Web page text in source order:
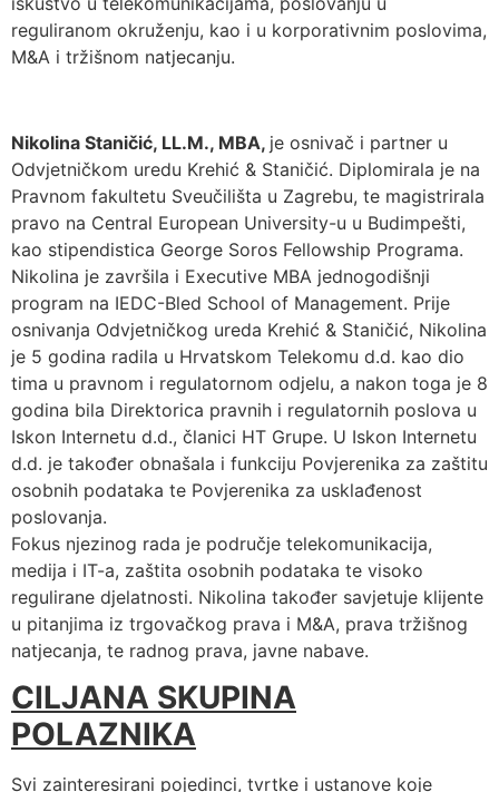
reguliranom okruženju, kao i u korporativnim poslovima,
M&A i tržišnom natjecanju.
Nikolina Staničić, LL.M., MBA, je osnivač i partner u
Odvjetničkom uredu Krehić & Staničić. Diplomirala je na
Pravnom fakultetu Sveučilišta u Zagrebu, te magistrirala
pravo na Central European University-u u Budimpešti,
kao stipendistica George Soros Fellowship Programa.
Nikolina je završila i Executive MBA jednogodišnji
program na IEDC-Bled School of Management. Prije
osnivanja Odvjetničkog ureda Krehić & Staničić, Nikolina
je 5 godina radila u Hrvatskom Telekomu d.d. kao dio
tima u pravnom i regulatornom odjelu, a nakon toga je 8
godina bila Direktorica pravnih i regulatornih poslova u
Iskon Internetu d.d., članici HT Grupe. U Iskon Internetu
d.d. je također obnašala i funkciju Povjerenika za zaštitu
osobnih podataka te Povjerenika za usklađenost
poslovanja.
Fokus njezinog rada je područje telekomunikacija,
medija i IT-a, zaštita osobnih podataka te visoko
regulirane djelatnosti. Nikolina također savjetuje klijente
u pitanjima iz trgovačkog prava i M&A, prava tržišnog
natjecanja, te radnog prava, javne nabave.
CILJANA SKUPINA
POLAZNIKA
Svi zainteresirani pojedinci, tvrtke i ustanove koje